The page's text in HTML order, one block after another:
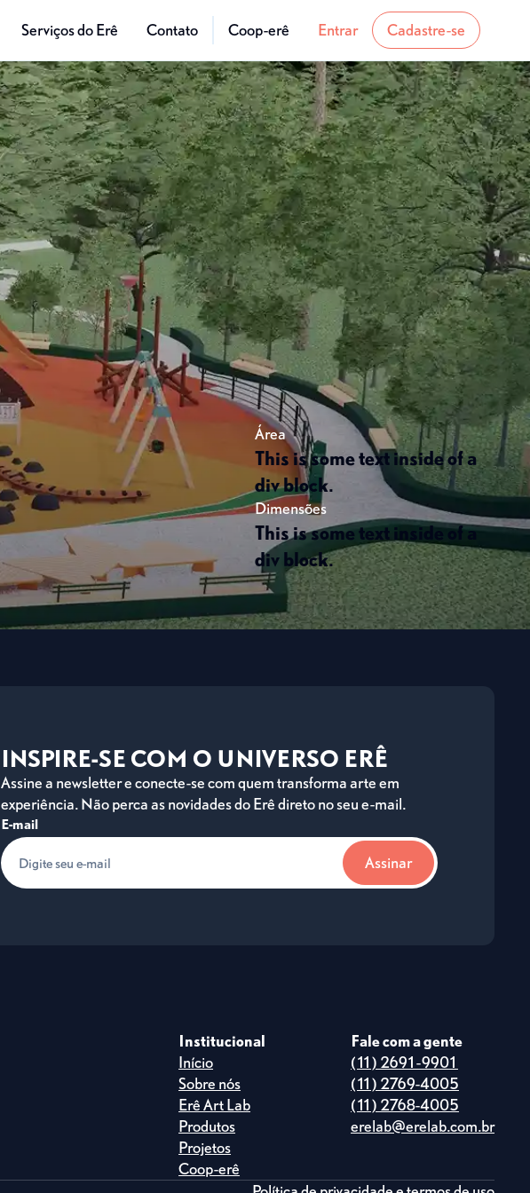
Serviços do Erê Contato Coop-erê Entrar Cadastre-se
Área
This is some text inside of a
div block.
Dimensões
This is some text inside of a
div block.
INSPIRE-SE COM O UNIVERSO ERÊ
Assine a newsletter e conecte-se com quem transforma arte em
experiência. Não perca as novidades do Erê direto no seu e-mail.
E-mail
Institucional
Início
Sobre nós
Erê Art Lab
Produtos
Projetos
Coop-erê
Fale com a gente
(11) 2691-9901
(11) 2769-4005
(11) 2768-4005
erelab@erelab.com.br